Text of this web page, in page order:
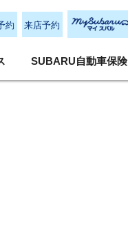
約 来店予約
SUBARU自動車保険